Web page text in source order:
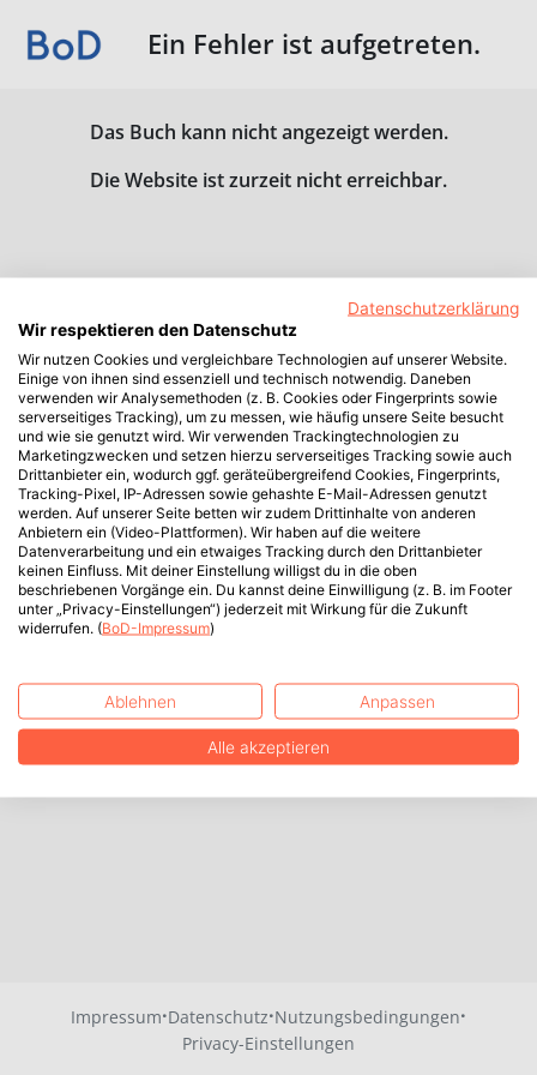
Ein Fehler ist aufgetreten.
Das Buch kann nicht angezeigt werden.
Die Website ist zurzeit nicht erreichbar.
Impressum·Datenschutz·Nutzungsbedingungen·
Privacy-Einstellungen
Datenschutzerklärung
Wir respektieren den Datenschutz
Wir nutzen Cookies und vergleichbare Technologien auf unserer Website.
Einige von ihnen sind essenziell und technisch notwendig. Daneben
verwenden wir Analysemethoden (z. B. Cookies oder Fingerprints sowie
serverseitiges Tracking), um zu messen, wie häufig unsere Seite besucht
und wie sie genutzt wird. Wir verwenden Trackingtechnologien zu
Marketingzwecken und setzen hierzu serverseitiges Tracking sowie auch
Drittanbieter ein, wodurch ggf. geräteübergreifend Cookies, Fingerprints,
Tracking-Pixel, IP-Adressen sowie gehashte E-Mail-Adressen genutzt
werden. Auf unserer Seite betten wir zudem Drittinhalte von anderen
Anbietern ein (Video-Plattformen). Wir haben auf die weitere
Datenverarbeitung und ein etwaiges Tracking durch den Drittanbieter
keinen Einfluss. Mit deiner Einstellung willigst du in die oben
beschriebenen Vorgänge ein. Du kannst deine Einwilligung (z. B. im Footer
unter „Privacy-Einstellungen“) jederzeit mit Wirkung für die Zukunft
widerrufen. (BoD-Impressum)
Ablehnen Anpassen
Alle akzeptieren